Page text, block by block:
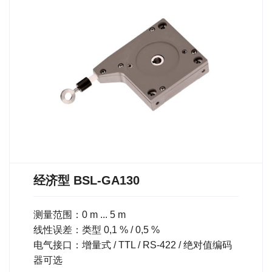
经济型 BSL-GA130
测量范围：0 m ... 5 m
线性误差：类型 0,1 % / 0,5 %
电气接口：增量式 / TTL / RS-422 / 绝对值编码
器可选